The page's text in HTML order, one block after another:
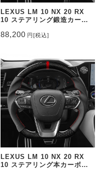
LEXUS LM 10 NX 20 RX
10 ステアリング鍛造カーボ
マーク有り CEEHOR-
88,200 円[税込]
LEXUS LM 10 NX 20 RX
10 ステアリング本カーボン&